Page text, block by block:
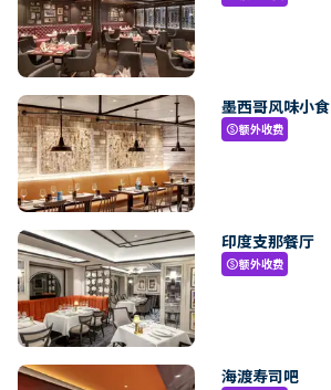
墨西哥风味小食
paid额外收费
印度支那餐厅
paid额外收费
海渡寿司吧